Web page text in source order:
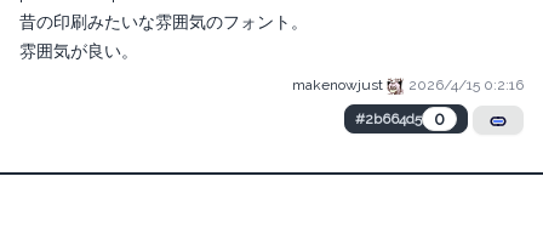
昔の印刷みたいな雰囲気のフォント。
雰囲気が良い。
makenowjust
2026/4/15 0:2:16
#2b664d5
0